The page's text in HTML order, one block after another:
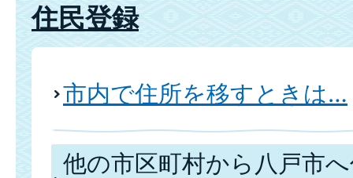
住民登録
市内で住所を移すときは…
他の市区町村から八戸市